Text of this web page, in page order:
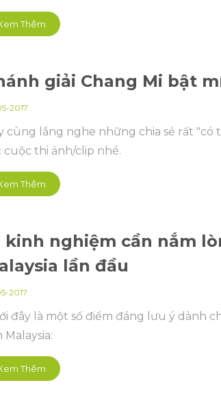
và những gì chúng tôi làm với dữ liệu
Thêm
giải Chang Mi bật
2017
cùng lắng nghe những chia sẻ rất "có
cuộc thi ảnh/clip nhé.
Thêm
kinh nghiệm cần nắm
lần đầu
2017
đây là một số điểm đáng lưu ý dành
Malaysia:
Thêm